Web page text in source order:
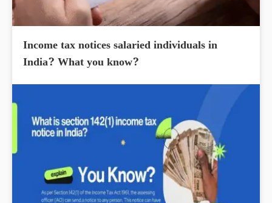
Income tax notices salaried individuals in
India? What you know?